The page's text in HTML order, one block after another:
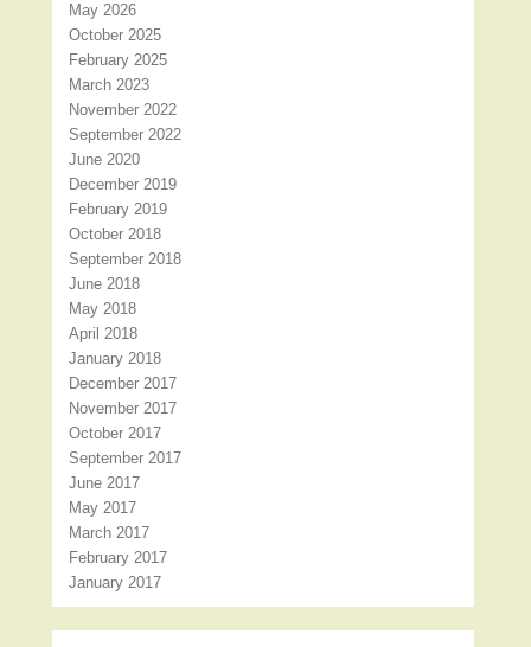
May 2026
October 2025
February 2025
March 2023
November 2022
September 2022
June 2020
December 2019
February 2019
October 2018
September 2018
June 2018
May 2018
April 2018
January 2018
December 2017
November 2017
October 2017
September 2017
June 2017
May 2017
March 2017
February 2017
January 2017